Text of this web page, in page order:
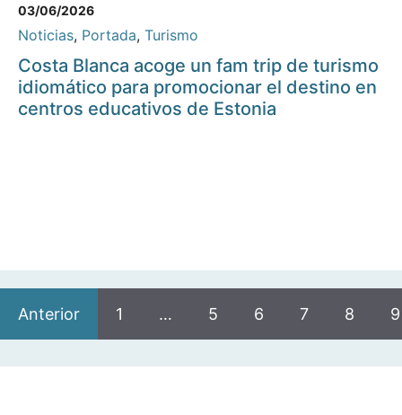
03/06/2026
Noticias, Portada, Turismo
Costa Blanca acoge un fam trip de turismo
idiomático para promocionar el destino en
centros educativos de Estonia
Anterior 1 … 5 6 7 8 9